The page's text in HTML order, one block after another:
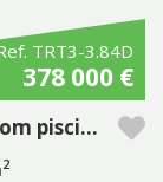
TRT3-3.84D
378 000 €
*Copropriedade de moradia T1+2 com piscina privativa no empreendimento Pestana Tróia Eco Resort & Residences
2